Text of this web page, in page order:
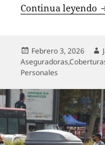
Continua leyendo
Publicado
el
Febrero 3, 2026
Aseguradoras,
Personales